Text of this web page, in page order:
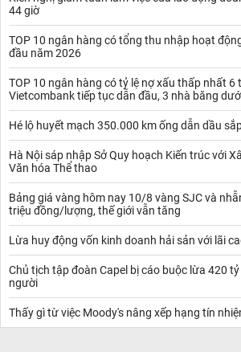
14,5 triệu mẫu Anh, so với năm 2018.
Trong khi đó, mặc dù tăng về diện tích đất
đó cũng là sự gia tăng về sức cạnh tranh
hiện nay đều có độ ẩm ở mức phù hợp, có
Diện tích thu hoạch của vành đai bông tại Mỹ
triệu mẫu Anh, sau khi từ bỏ giả định xấp xỉ
Năng suất thu được từ bông trong năm 2020
bảng, tạo ra 1 vụ bông 22,7 triệu kiện; đối
triệu kiện và thêm được 782.000 kiện. Sản
kiến trong năm 2020 đạt 7 triệu tấn.
NCC đang dự báo mức tăng nhẹ của các
đến 3,25 triệu kiện trong niên vụ 2020 . Điều
dệt của Mỹ có dấu hiệu khởi sắc để cạnh
Có thể thương mại thế giới sẽ khiến thị phần
ảnh hưởng bởi cạnh tranh gia tăng từ các
khác. Tuy nhiên, Mỹ vẫn giữ ưu thế là một
bông lớn nhất với 15 triệu kiện đạt được năm
Việt Nam tiếp tục là nhà nhập khẩu bông
Chính phủ, Bộ Nông nghiệp Mỹ cũng như
44 giờ
TOP 10 ngân hàng có tổng thu nhập hoạt
đầu năm 2026
TOP 10 ngân hàng có tỷ lệ nợ xấu thấp nhất 6
Vietcombank tiếp tục dẫn đầu, 3 nhà băng
Hé lộ huyết mạch 350.000 km ống dẫn dầu
Hà Nội sáp nhập Sở Quy hoạch Kiến trúc với
Văn hóa Thể thao
Bảng giá vàng hôm nay 10/8 vàng SJC và
triệu đồng/lượng, thế giới vẫn tăng
Lừa huy động vốn kinh doanh hải sản với lãi
Chủ tịch tập đoàn Capel bị cáo buộc lừa 420
người
Thấy gì từ việc Moody's nâng xếp hạng tín